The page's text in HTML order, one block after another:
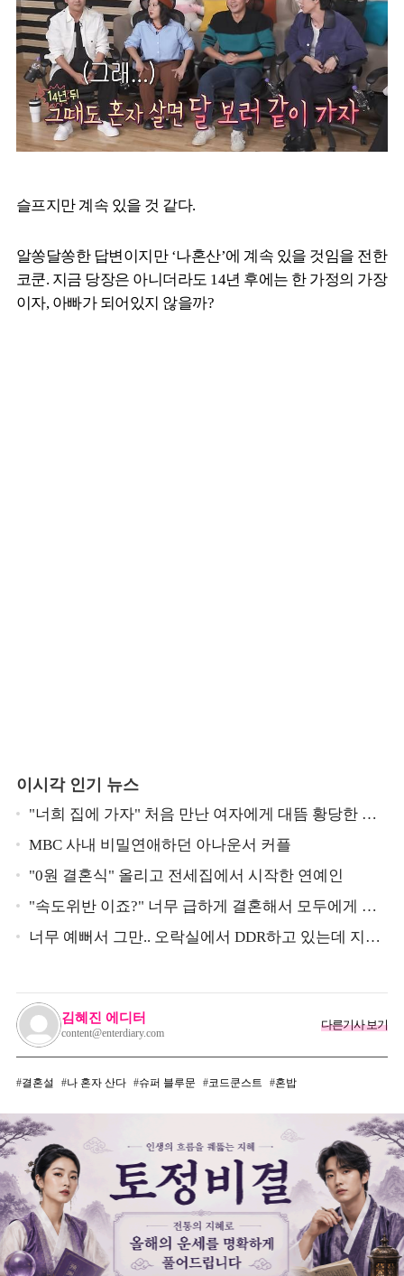
슬프지만 계속 있을 것 같다.
알쏭달쏭한 답변이지만 ‘나혼산’에 계속 있을 것임을 전한
코쿤. 지금 당장은 아니더라도 14년 후에는 한 가정의 가장
이자, 아빠가 되어있지 않을까?
이시각 인기 뉴스
"너희 집에 가자" 처음 만난 여자에게 대뜸 황당한 요
구 했다는 MBC 아나운서
MBC 사내 비밀연애하던 아나운서 커플
"0원 결혼식" 올리고 전세집에서 시작한 연예인
"속도위반 이죠?" 너무 급하게 결혼해서 모두에게 의
심 받았던 스타
너무 예뻐서 그만.. 오락실에서 DDR하고 있는데 지나
김혜진 에디터
content@enterdiary.com
다른기사 보기
결혼설 나 혼자 산다 슈퍼 블루문 코드쿤스트 혼밥